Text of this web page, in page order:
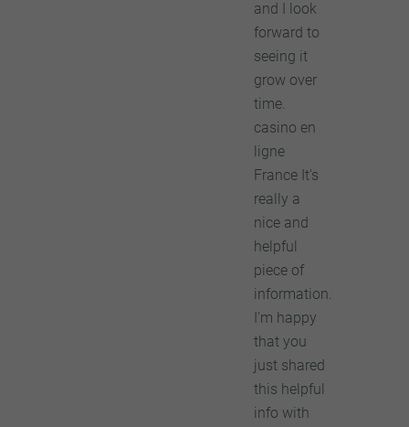
and I look
forward to
seeing it
grow over
time.
casino en
ligne
France It's
really a
nice and
helpful
piece of
information.
I'm happy
that you
just shared
this helpful
info with